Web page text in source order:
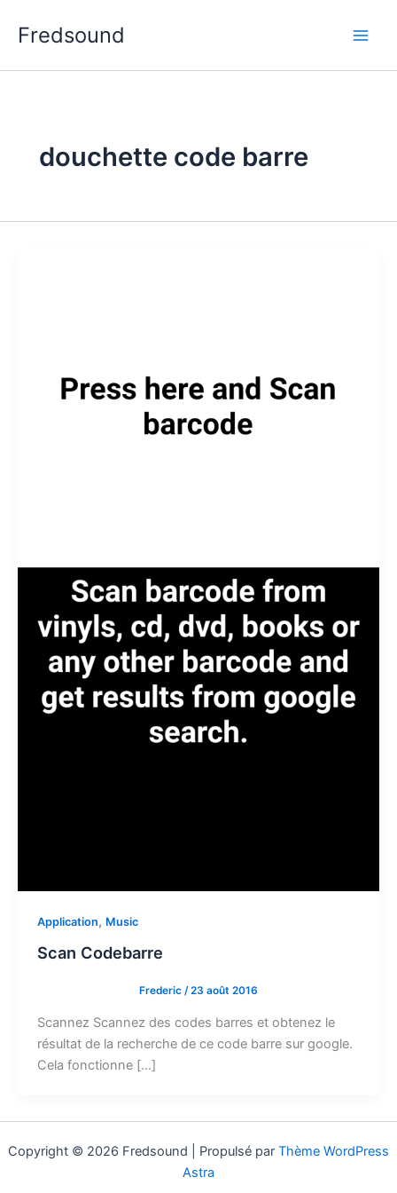
Fredsound
douchette code barre
Application, Music
Scan Codebarre
Frederic /23 août 2016
Scannez Scannez des codes barres et obtenez le
résultat de la recherche de ce code barre sur google.
Cela fonctionne […]
Copyright © 2026 Fredsound | Propulsé par Thème WordPress
Astra